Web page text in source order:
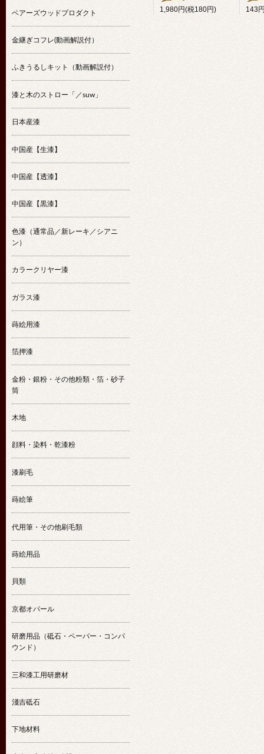
1,980円(税180円) 143
ベアーズウッドプロダクト
金継ぎコフレ(動画解説付）
ふきうるしキット（動画解説付）
漆と木のストロー「／suw」
日本産漆
中国産【生漆】
中国産【透漆】
中国産【黒漆】
色漆（通常品／新レーキ／シアニ
ン）
カラークリヤー漆
ガラス漆
蒔絵用漆
箔押漆
金粉・銀粉・その他粉類・箔・砂子
筒
木地
顔料・染料・乾漆粉
漆刷毛
蒔絵筆
代用筆・その他刷毛類
蒔絵用品
貝類
京都オパール
研磨用品（砥石・ペーパー・コンパ
ウンド）
三和漆工用研磨材
淺吉砥石
下地材料